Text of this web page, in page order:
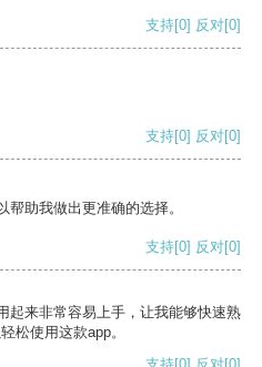
支持[0] 反对[0]
支持[0] 反对[0]
助我做出更准确的选择。
支持[0] 反对[0]
起来非常容易上手，让我能够快速熟
松使用这款app。